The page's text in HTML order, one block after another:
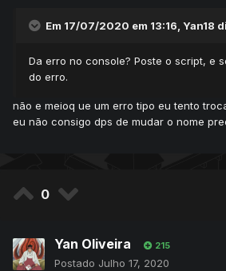
Em 17/07/2020 em 13:16, Yan18
Da erro no console? Poste o script, e
do erro.
não e meioq ue um erro tipo eu tento
eu não consigo dps de mudar o nome
0
Yan Oliveira 215
Postado Julho 17, 2020